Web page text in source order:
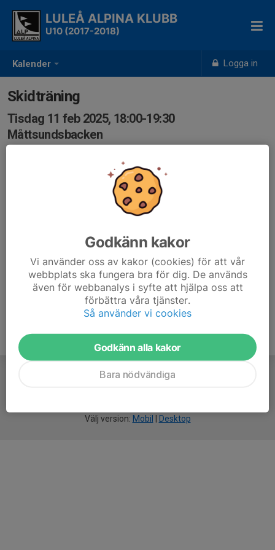
Kalender Logga in
LULEÅ ALPINA KLUBB
U10 (2017-2018)
Skidträning
Tisdag 11 feb 2025, 18:00-19:30
Måttsundsbacken
Samling nedanför 1:ans backe.
Viktigt att komma i tid till träningen.
Förälder som ska hjälpa till på träningen enligt schema
bör vara på plats kl. 17.45.
Välj version: Mobil Desktop
Godkänn kakor
Vi använder oss av kakor (cookies) för att vår
webbplats ska fungera bra för dig. De används
även för webbanalys i syfte att hjälpa oss att
förbättra våra tjänster.
Så använder vi cookies
Godkänn alla kakor
Bara nödvändiga